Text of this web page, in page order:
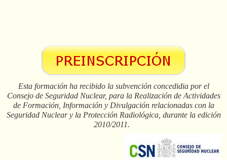
Esta formación ha recibido la subvención concedidia por el
Consejo de Seguridad Nuclear, para la Realización de Actividades
de Formación, Información y Divulgación relacionadas con la
Seguridad Nuclear y la Protección Radiológica, durante la edición
2010/2011.